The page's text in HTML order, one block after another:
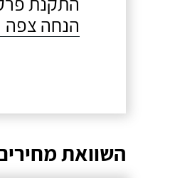
הנחה צפה
השוואת